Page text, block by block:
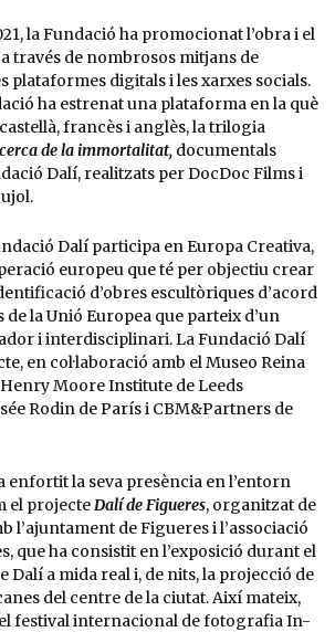
la Fundació ha promocionat l’obra i el
través de nombrosos mitjans de
plataformes digitals i les xarxes socials.
ha estrenat una plataforma en la què
francès i anglès, la trilogia
de la immortalitat,documentals
Dalí, realitzats per DocDoc Films i
Dalí participa en Europa Creativa,
europeu que té per objectiu crear
d’obres escultòriques d’acord
la Unió Europea que parteix d’un
i interdisciplinari. La Fundació Dalí
en col·laboració amb el Museo Reina
Moore Institute de Leeds
Rodin de París i CBM&Partners de
enfortit la seva presència en l’entorn
el projecteDalí de Figueres, organitzat de
l’ajuntament de Figueres i l’associació
que ha consistit en l’exposició durant el
Dalí a mida real i, de nits, la projecció de
del centre de la ciutat. Així mateix,
el festival internacional de fotografia In-